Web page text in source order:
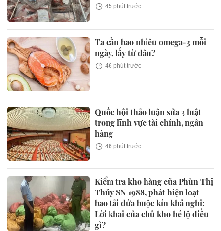
45 phút trước
Ta cần bao nhiêu omega-3 mỗi
ngày, lấy từ đâu?
46 phút trước
Quốc hội thảo luận sửa 3 luật
trong lĩnh vực tài chính, ngân
hàng
46 phút trước
Kiểm tra kho hàng của Phùn Thị
Thủy SN 1988, phát hiện loạt
bao tải dứa buộc kín khả nghi:
Lời khai của chủ kho hé lộ điều
gì?